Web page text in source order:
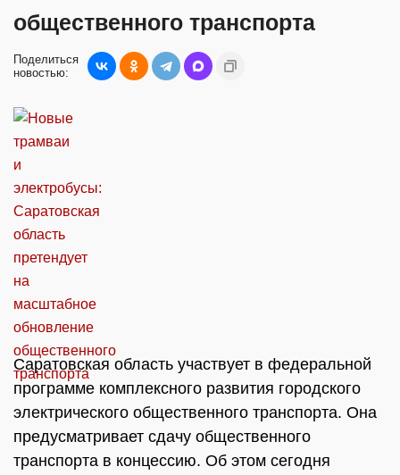
общественного транспорта
Поделиться
новостью:
Саратовская область участвует в федеральной
программе комплексного развития городского
электрического общественного транспорта. Она
предусматривает сдачу общественного
транспорта в концессию. Об этом сегодня